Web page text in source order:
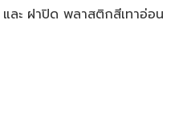
ละ ฝาปิด พลาสติกสีเทาอ่อน